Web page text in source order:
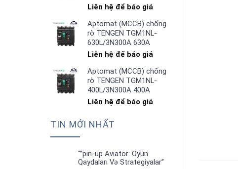
Liên hệ để báo giá
Aptomat (MCCB) chống
rò TENGEN TGM1NL-
630L/3N300A 630A
Liên hệ để báo giá
Aptomat (MCCB) chống
rò TENGEN TGM1NL-
400L/3N300A 400A
Liên hệ để báo giá
TIN MỚI NHẤT
“”pin-up Aviator: Oyun
Qaydaları Və Strategiyalar”